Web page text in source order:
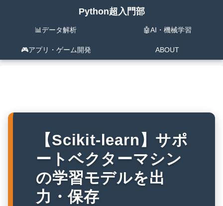
Python超入門部
📊データ解析 🤖AI・機械学習
🎮️アプリ・ゲーム開発 ABOUT
【Scikit-learn】サポ
ートベクターマシン
の学習モデルを出
力・保存